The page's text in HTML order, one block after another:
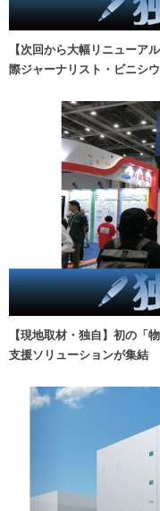
【次回から大幅リニュー
際ジャーナリスト・ビニシ
【現地取材・独自】初の「
支援ソリューションが集結